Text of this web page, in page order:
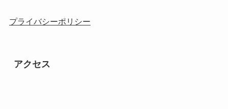
プライバシーポリシー
アクセス